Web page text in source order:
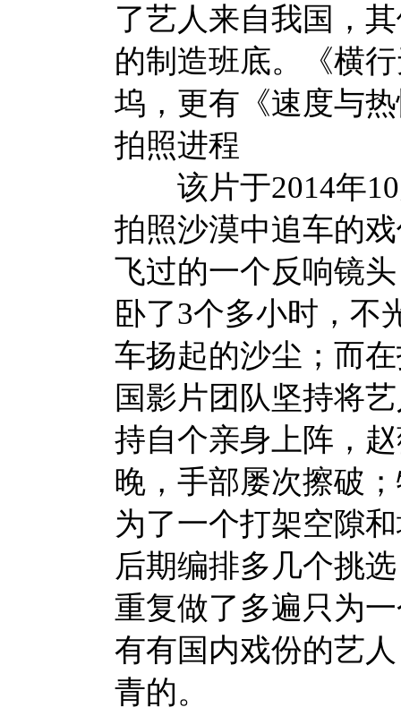
了艺人来自我国，
的制造班底。《横
坞，更有《速度与
拍照进程
该片于2014年10
拍照沙漠中追车的
飞过的一个反响镜
卧了3个多小时，不
车扬起的沙尘；而
国影片团队坚持将
持自个亲身上阵，
晚，手部屡次擦破
为了一个打架空隙
后期编排多几个挑
重复做了多遍只为
有有国内戏份的艺
青的。